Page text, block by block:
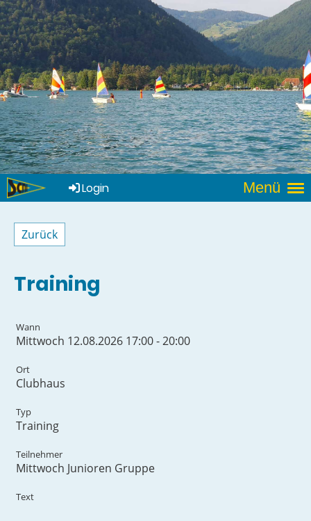
Menü
Login
Zurück
Training
Wann
Mittwoch 12.08.2026 17:00 - 20:00
Ort
Clubhaus
Typ
Training
Teilnehmer
Mittwoch Junioren Gruppe
Text